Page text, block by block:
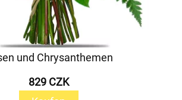
und Chrysanthemen
829 CZK